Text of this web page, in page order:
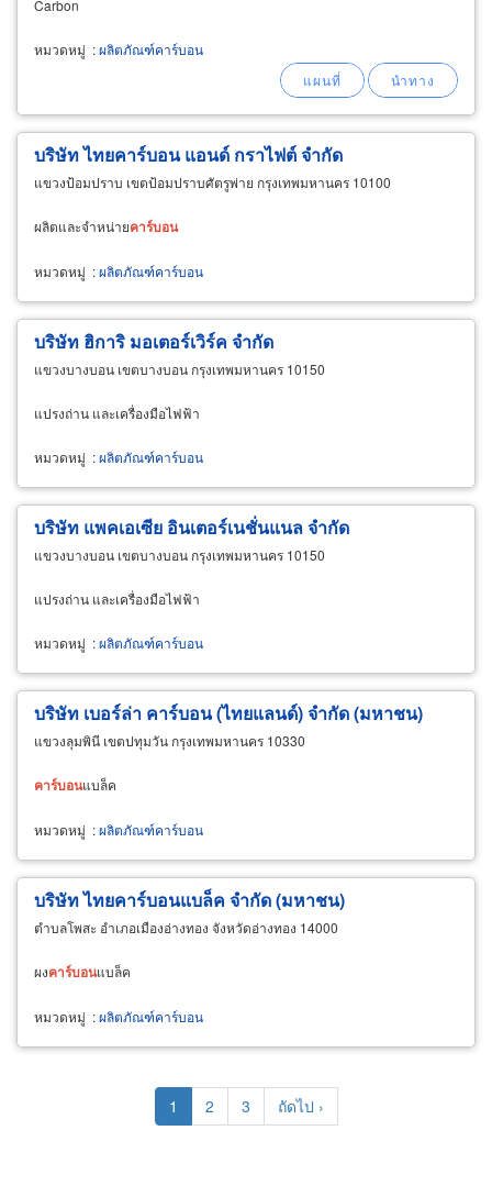
Carbon
หมวดหมู่ :ผลิตภัณฑ์คาร์บอน
บริษัท ไทยคาร์บอน แอนด์ กราไฟต์ จำกัด
แขวงป้อมปราบ เขตป้อมปราบศัตรูพ่าย กรุงเทพมหานคร 10100
ผลิตและจำหน่ายคาร์บอน
หมวดหมู่ :ผลิตภัณฑ์คาร์บอน
บริษัท ฮิการิ มอเตอร์เวิร์ค จำกัด
แขวงบางบอน เขตบางบอน กรุงเทพมหานคร 10150
แปรงถ่าน และเครื่องมือไฟฟ้า
หมวดหมู่ :ผลิตภัณฑ์คาร์บอน
บริษัท แพคเอเซีย อินเตอร์เนชั่นแนล จำกัด
แขวงบางบอน เขตบางบอน กรุงเทพมหานคร 10150
แปรงถ่าน และเครื่องมือไฟฟ้า
หมวดหมู่ :ผลิตภัณฑ์คาร์บอน
บริษัท เบอร์ล่า คาร์บอน (ไทยแลนด์) จำกัด (มหาชน)
แขวงลุมพินี เขตปทุมวัน กรุงเทพมหานคร 10330
คาร์บอนแบล็ค
หมวดหมู่ :ผลิตภัณฑ์คาร์บอน
บริษัท ไทยคาร์บอนแบล็ค จำกัด (มหาชน)
ตำบลโพสะ อำเภอเมืองอ่างทอง จังหวัดอ่างทอง 14000
ผงคาร์บอนแบล็ค
หมวดหมู่ :ผลิตภัณฑ์คาร์บอน
Current
page
1 Page
2 Page
3
Next
page
ถัดไป ›